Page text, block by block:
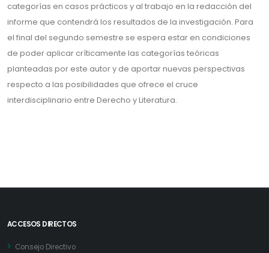
categorías en casos prácticos y al trabajo en la redacción del
informe que contendrá los resultados de la investigación. Para
el final del segundo semestre se espera estar en condiciones
de poder aplicar críticamente las categorías teóricas
planteadas por este autor y de aportar nuevas perspectivas
respecto a las posibilidades que ofrece el cruce
interdisciplinario entre Derecho y Literatura.
ACCESOS DIRECTOS
Consejo Directivo